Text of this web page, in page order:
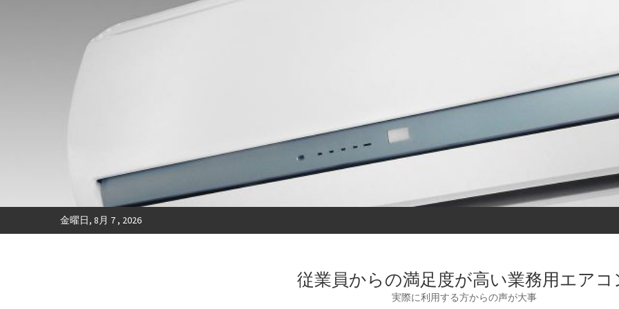
金曜日, 8月 7 , 2026
従業員からの満足度が高い業務用エアコ
実際に利用する方からの声が大事